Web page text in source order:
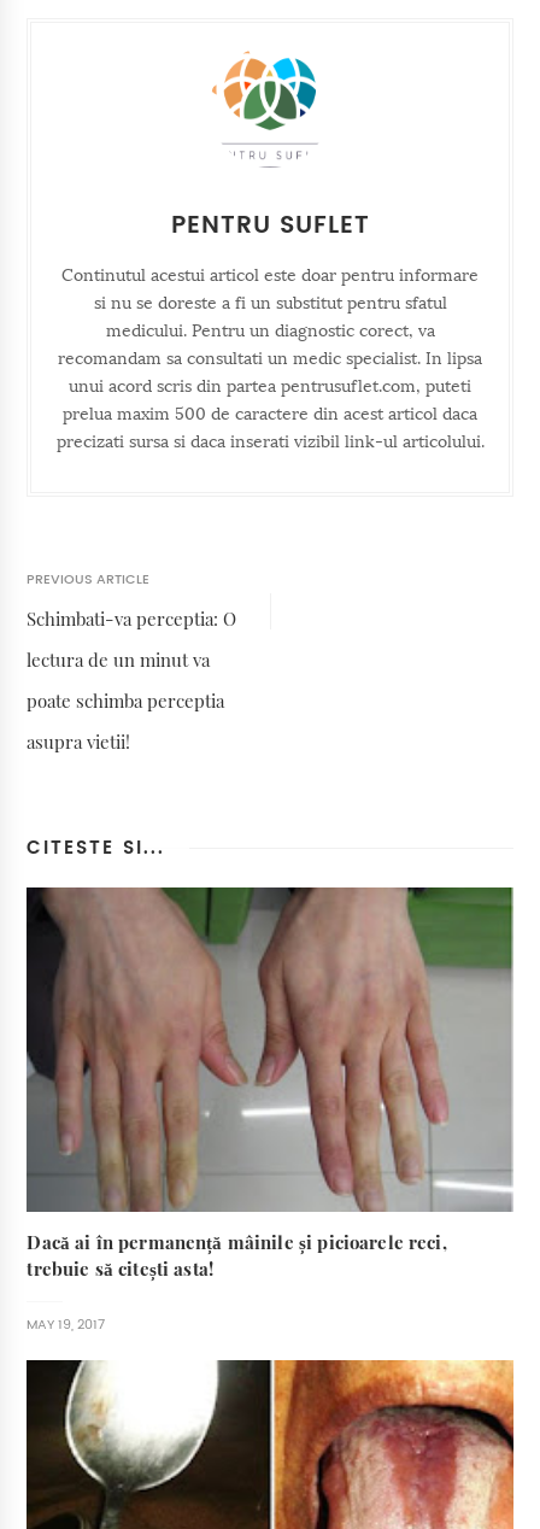
PENTRU SUFLET
Continutul acestui articol este doar pentru informare
si nu se doreste a fi un substitut pentru sfatul
medicului. Pentru un diagnostic corect, va
recomandam sa consultati un medic specialist. In lipsa
unui acord scris din partea pentrusuflet.com, puteti
prelua maxim 500 de caractere din acest articol daca
precizati sursa si daca inserati vizibil link-ul articolului.
PREVIOUS ARTICLE
Schimbati-va perceptia: O
lectura de un minut va
poate schimba perceptia
asupra vietii!
CITESTE SI...
Dacă ai în permanență mâinile și picioarele reci,
trebuie să citești asta!
MAY 19, 2017